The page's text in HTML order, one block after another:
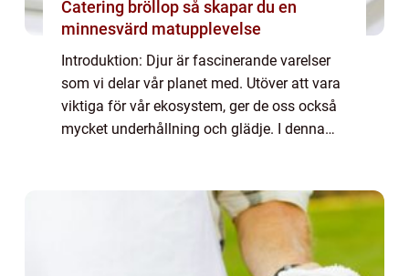
Catering bröllop så skapar du en
minnesvärd matupplevelse
Introduktion: Djur är fascinerande varelser
som vi delar vår planet med. Utöver att vara
viktiga för vår ekosystem, ger de oss också
mycket underhållning och glädje. I denna